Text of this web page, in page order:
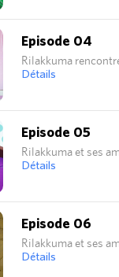
Episode 04
Rilakkuma
Détails
Episode 05
Rilakkuma et ses
Détails
Episode 06
Rilakkuma et ses
Détails